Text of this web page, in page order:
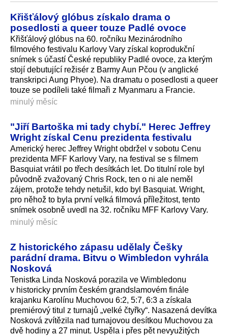
Křišťálový glóbus získalo drama o
posedlosti a queer touze Padlé ovoce
Křišťálový glóbus na 60. ročníku Mezinárodního
filmového festivalu Karlovy Vary získal koprodukční
snímek s účastí České republiky Padlé ovoce, za kterým
stojí debutující režisér z Barmy Aun Pčou (v anglické
transkripci Aung Phyoe). Na dramatu o posedlosti a queer
touze se podíleli také filmaři z Myanmaru a Francie.
minulý měsíc
"Jiří Bartoška mi tady chybí." Herec Jeffrey
Wright získal Cenu prezidenta festivalu
Americký herec Jeffrey Wright obdržel v sobotu Cenu
prezidenta MFF Karlovy Vary, na festival se s filmem
Basquiat vrátil po třech desítkách let. Do titulní role byl
původně zvažovaný Chris Rock, ten o ni ale neměl
zájem, protože tehdy netušil, kdo byl Basquiat. Wright,
pro něhož to byla první velká filmová příležitost, tento
snímek osobně uvedl na 32. ročníku MFF Karlovy Vary.
minulý měsíc
Z historického zápasu udělaly Češky
parádní drama. Bitvu o Wimbledon vyhrála
Nosková
Tenistka Linda Nosková porazila ve Wimbledonu
v historicky prvním českém grandslamovém finále
krajanku Karolínu Muchovou 6:2, 5:7, 6:3 a získala
premiérový titul z turnajů „velké čtyřky“. Nasazená devítka
Nosková zvítězila nad turnajovou desítkou Muchovou za
dvě hodiny a 27 minut. Uspěla i přes pět nevyužitých